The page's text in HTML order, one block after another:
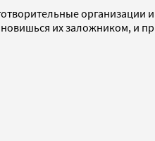
организации
их заложником, и